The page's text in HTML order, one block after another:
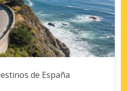
de España